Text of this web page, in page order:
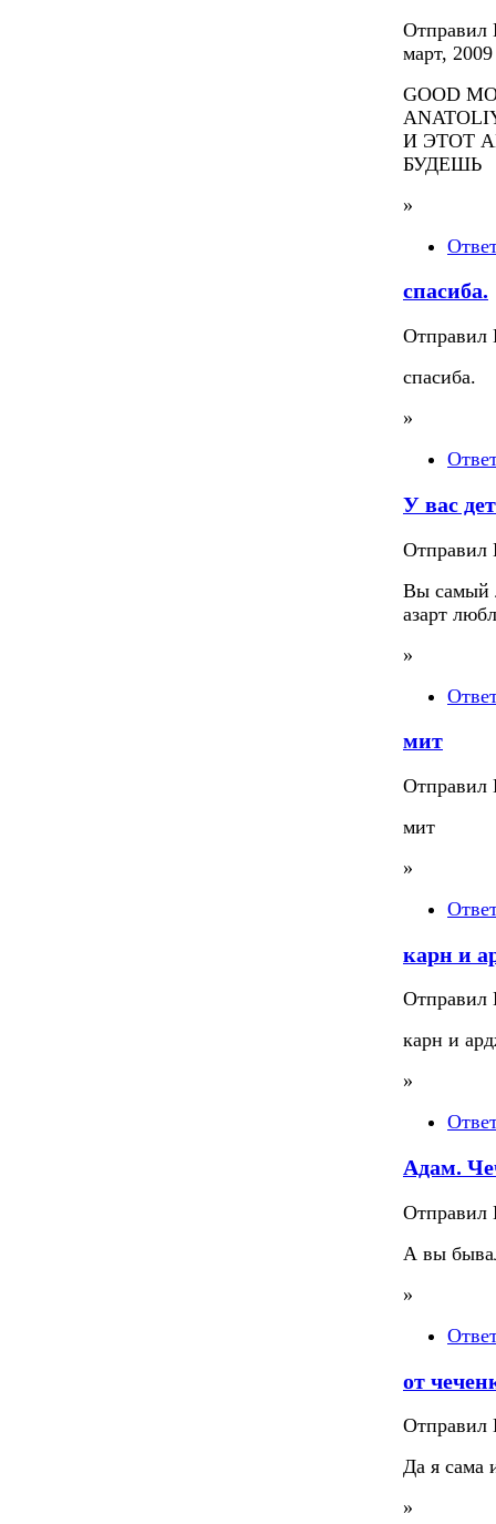
Отправил
март,
GOOD
И ЭТОТ
БУДЕШЬ
»
спасиба.
Отправил
спасиба.
»
У вас
Отправил
Вы самый
азарт
»
мит
Отправил
мит
»
карн и
Отправил
карн и
»
Адам.
Отправил
А вы
»
от
Отправил
Да я сама
»